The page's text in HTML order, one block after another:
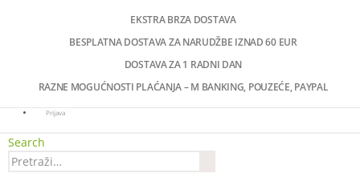
EKSTRA BRZA DOSTAVA
BESPLATNA DOSTAVA ZA NARUDŽBE IZNAD 60 EUR
DOSTAVA ZA 1 RADNI DAN
RAZNE MOGUĆNOSTI PLAĆANJA – M BANKING, POUZEĆE, PAYPAL
Prijava
Search